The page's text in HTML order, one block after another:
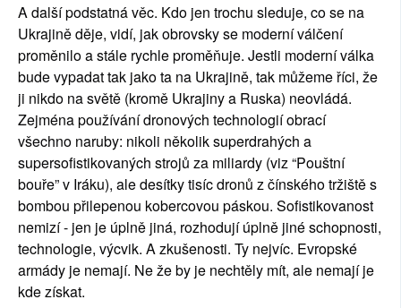
A další podstatná věc. Kdo jen trochu sleduje, co se na
Ukrajině děje, vidí, jak obrovsky se moderní válčení
proměnilo a stále rychle proměňuje. Jestli moderní válka
bude vypadat tak jako ta na Ukrajině, tak můžeme říci, že
ji nikdo na světě (kromě Ukrajiny a Ruska) neovládá.
Zejména používání dronových technologií obrací
všechno naruby: nikoli několik superdrahých a
supersofistikovaných strojů za miliardy (viz “Pouštní
bouře” v Iráku), ale desítky tisíc dronů z čínského tržiště s
bombou přilepenou kobercovou páskou. Sofistikovanost
nemizí - jen je úplně jiná, rozhodují úplně jiné schopnosti,
technologie, výcvik. A zkušenosti. Ty nejvíc. Evropské
armády je nemají. Ne že by je nechtěly mít, ale nemají je
kde získat.